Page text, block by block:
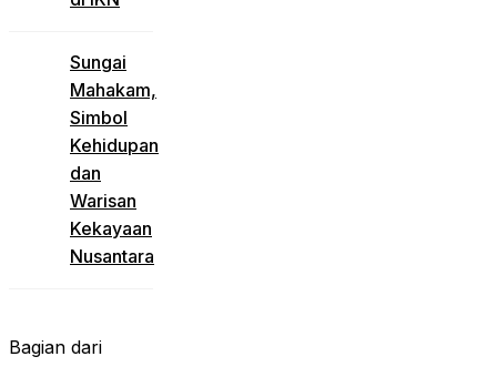
Sungai
Mahakam,
Simbol
Kehidupan
dan
Warisan
Kekayaan
Nusantara
Bagian dari